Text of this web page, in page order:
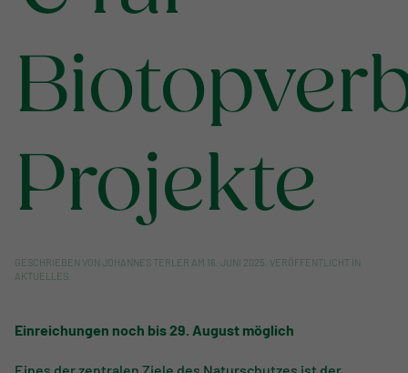
Projekte
GESCHRIEBEN VON JOHANNES TERLER AM 16. JUNI 2025 . VERÖFFENTLICHT IN
AKTUELLES
Einreichungen noch bis 29. August möglich